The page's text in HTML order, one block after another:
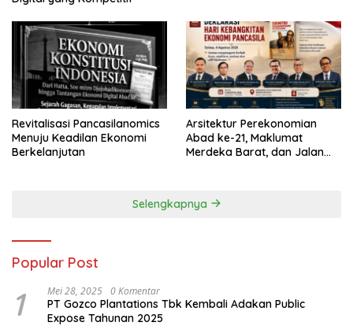
Revitalisasi Pancasilanomics
Menuju Keadilan Ekonomi
Berkelanjutan
Arsitektur Perekonomian
Abad ke-21, Maklumat
Merdeka Barat, dan Jalan
Selengkapnya
Popular Post
1 Mei 28, 2025 0 Komentar
PT Gozco Plantations Tbk Kembali Adakan Public
Expose Tahunan 2025